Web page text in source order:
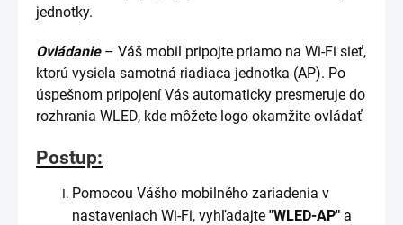
jednotky.
Ovládanie– Váš mobil pripojte priamo na Wi-Fi sieť,
ktorú vysiela samotná riadiaca jednotka (AP). Po
úspešnom pripojení Vás automaticky presmeruje do
rozhrania WLED, kde môžete logo okamžite ovládať
Postup:
Pomocou Vášho mobilného zariadenia v
nastaveniach Wi-Fi, vyhľadajte "WLED-AP" a